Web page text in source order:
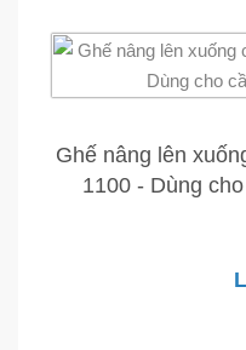
Ghế nâng lên
1100 - Dùng